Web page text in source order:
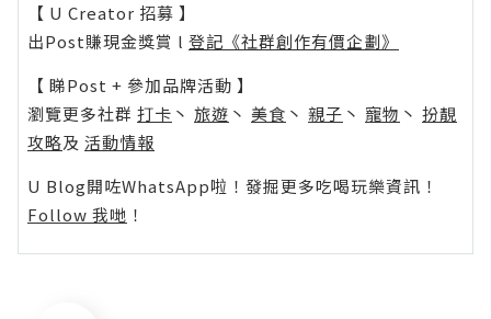
【 U Creator 招募 】
出Post賺現金獎賞 l 登記《社群創作有價企劃》
【 睇Post + 參加品牌活動 】
瀏覽更多社群 打卡 丶 旅遊 丶 美食 丶 親子 丶 寵物 丶 扮靚
攻略及 活動情報
U Blog開咗WhatsApp啦！發掘更多吃喝玩樂資訊！
Follow 我哋 ！